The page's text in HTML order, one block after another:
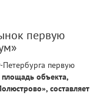
первую
первую
объекта,
составляет